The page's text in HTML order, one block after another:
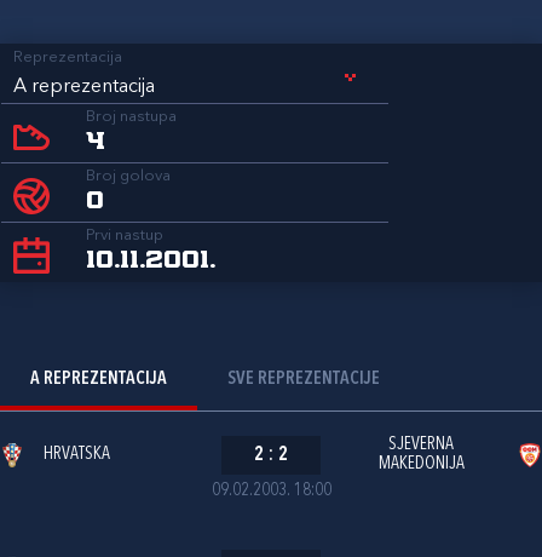
Reprezentacija
A reprezentacija
Broj nastupa
4
Broj golova
0
Prvi nastup
10.11.2001.
A REPREZENTACIJA SVE REPREZENTACIJE
09.02.2003. 18:00
HRVATSKA 2 : 2
SJEVERNA
MAKEDONIJA